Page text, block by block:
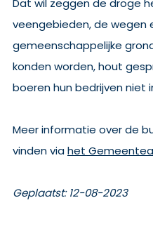
Dat wil zeggen de droge
veengebieden, de wegen
gemeenschappelijke
konden worden, hout
boeren hun bedrijven niet
Meer informatie over de
vinden viahet
Geplaatst: 12-08-2023